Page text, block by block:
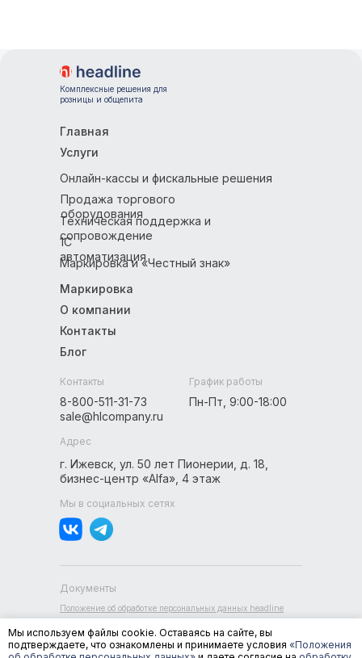
Мы используем файлы cookie. Оставаясь на сайте, вы
подтверждаете, что ознакомлены и принимаете условия «Положения
Комплексные решения для
розницы и общепита
8-800-511-31-73
sale@hlcompany.ru
Блог
Контакты
Мы в социальных сетях
Пн-Пт, 9:00-18:00
График работы
г. Ижевск, ул. 50 лет Пионерии, д. 18,
бизнес-центр «Alfa», 4 этаж
Адрес
Документы
Положение об обработке персональных данных headline
Согласие на обработку персональных данных
Согласие на обработку данных метрическими
Контакты
О компании
Маркировка
Услуги
1С
автоматизация
Техническая поддержка и
сопровождение
Продажа торгового
оборудования
Маркировка и «Честный знак»
Онлайн-кассы и фискальные решения
Главная